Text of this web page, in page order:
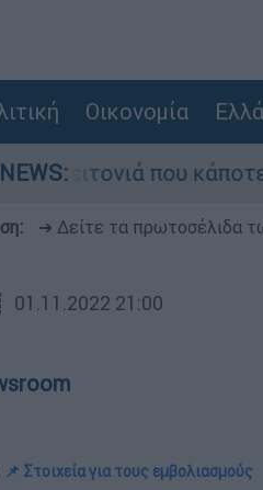
Οικονομία
που κάποτε τους
➔ Δείτε τα πρωτοσέλιδα
01.11.2022 21:00
📌 Στοιχεία για τους εμβολιασμούς